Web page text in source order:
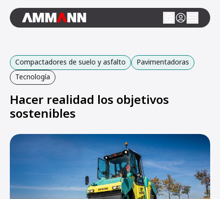
Compactadores de suelo y asfalto
Pavimentadoras
Tecnología
Hacer realidad los objetivos
sostenibles